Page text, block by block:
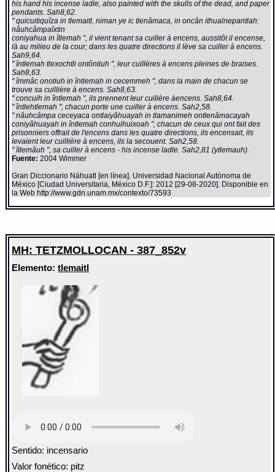
his hand his incense ladle, also painted with the skulls of the dead, and paper
pendants. Sah8,62.
" quicuitiquîza in tlemaitl, niman ye ic tlenâmaca, in oncân ithualnepantlah:
nâuhcâmpaîxtin
coniyahua in îtlemah ", il vient tenant sa cuiller à encens, aussitôt il encense,
là au milieu de la cour; dans les quatre directions il lève sa cuiller à encens.
Sah9,64.
" întlemah tlexochtli ontôntiuh ", leur cuillères à encens pleines de braises.
Sah8,63.
" îmmâc onotiuh in întlemah in cecemmeh ", dans la main de chacun se
trouve sa cuillière à encens. Sah8,63.
" concuih in întlemah ", ils prennent leur cuillère àencens. Sah8,64.
" întlehtlemah ", chacun porte une cuiller à encens. Sah2,58.
" nâuhcâmpa ceceyaca ontlaiyâhuayah in tlamanimeh ontlenâmacayah
coniyâhuayah in întlemah conhuihuixoah ", chacun de ceux qui ont fait des
prisonniers offrait de l'encens dans les quatre directions, ils encensait, ils
levaient leur cuillière à encens, ils la secouent. Sah2,58.
" îtlemâuh ", sa cuiller à encens - his incense ladle. Sah2,81 (ytlemauh).
Fuente: 2004 Wimmer
Gran Diccionario Náhuatl [en línea]. Universidad Nacional Autónoma de
México [Ciudad Universitaria, México D.F.]: 2012 [29-08-2020]. Disponible en
la Web http://www.gdn.unam.mx/contexto/73593
MH: TETZMOLLOCAN - 387_852v
Elemento:tlemaitl
Sentido: incensario
Valor fonético: pitz